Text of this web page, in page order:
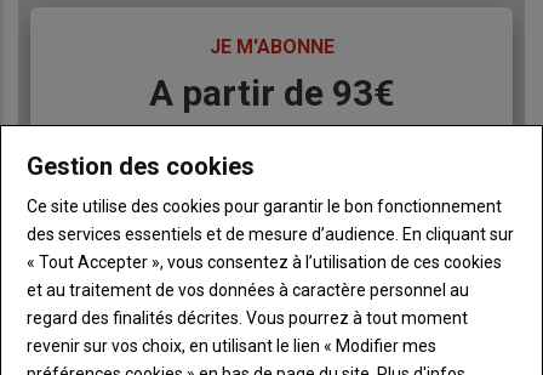
JE M'ABONNE
A partir de 93€
JE M'ABONNE
Liste
à
puce
Accédez à tous les articles du site L'Aurore
Paysanne
Consultez le journal L'Aurore Paysanne au format
numérique, sur tous les supports
Ne manquez aucune information grâce à la
Gestion des cookies
Ce site utilise des cookies pour garantir le bon fonctionnement
des services essentiels et de mesure d’audience. En cliquant sur
« Tout Accepter », vous consentez à l’utilisation de ces cookies
et au traitement de vos données à caractère personnel au
regard des finalités décrites. Vous pourrez à tout moment
revenir sur vos choix, en utilisant le lien « Modifier mes